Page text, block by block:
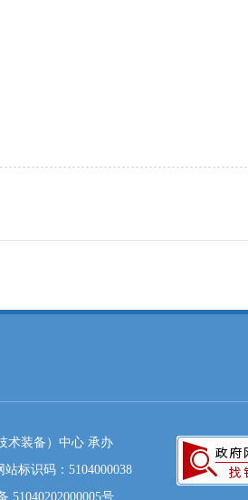
术装备）中心 承办
站标识码：5104000038
51040202000005号